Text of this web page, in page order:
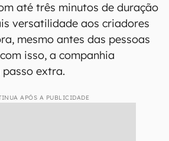
até três minutos de duração
versatilidade aos criadores
mesmo antes das pessoas
isso, a companhia
extra.
APÓS A PUBLICIDADE